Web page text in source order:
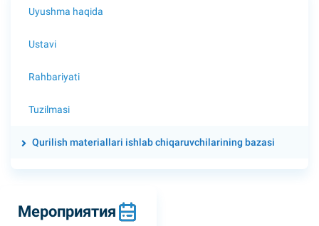
Uyushma haqida
Ustavi
Rahbariyati
Tuzilmasi
Qurilish materiallari ishlab chiqaruvchilarining bazasi
Мероприятия